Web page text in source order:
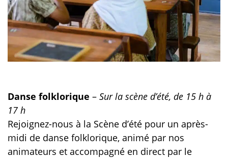
Danse folklorique – Sur la scène d’été, de 15 h à
17 h
Rejoignez-nous à la Scène d’été pour un après-
midi de danse folklorique, animé par nos
animateurs et accompagné en direct par le